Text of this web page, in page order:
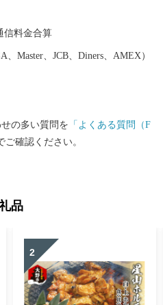
信料金合算
Master、JCB、Diners、AMEX）
の多い質問を 「よくある質問（F
確認ください。
品
2